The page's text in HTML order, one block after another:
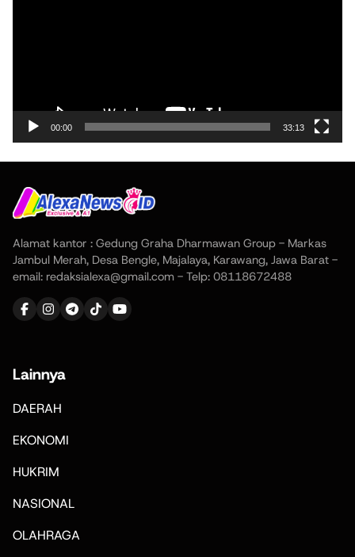
00:00 33:13
Alamat kantor : Gedung Graha Dharmawan Group - Markas
Jambul Merah, Desa Bengle, Majalaya, Karawang, Jawa Barat -
email: redaksialexa@gmail.com - Telp: 08118672488
Lainnya
DAERAH
EKONOMI
HUKRIM
NASIONAL
OLAHRAGA